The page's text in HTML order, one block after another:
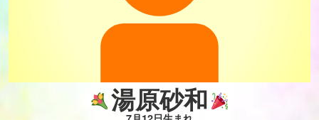
湯原砂和